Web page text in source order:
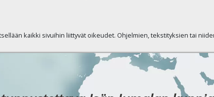
kaikki sivuihin liittyvät oikeudet. Ohjelmien, tekstityksien tai